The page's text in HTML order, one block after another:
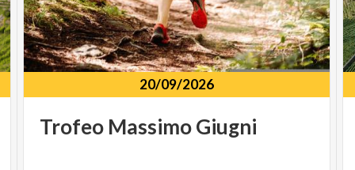
20/09/2026
Trofeo MassimoGiugni